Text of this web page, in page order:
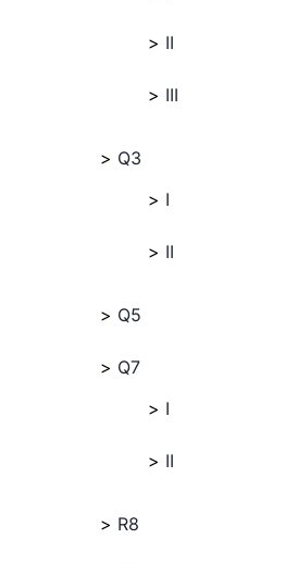
II
III
Q3
I
II
Q5
Q7
I
II
R8